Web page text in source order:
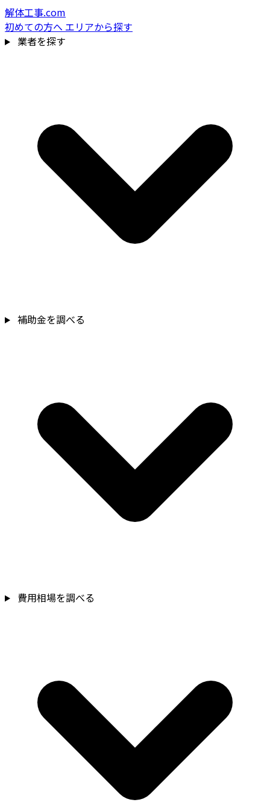
解体工事.com
初めての方へ エリアから探す
業者を探す
補助金を調べる
費用相場を調べる